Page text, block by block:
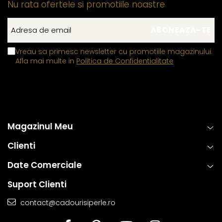
Nu rata ofertele si promotiile noastre
Vreau sa primesc newsletter cu promotiile magazinului.
Afla mai multe in Politica de Confidentialitate
Magazinul Meu
Clienti
Date Comerciale
Suport Clienti
contact@cadourisiperle.ro